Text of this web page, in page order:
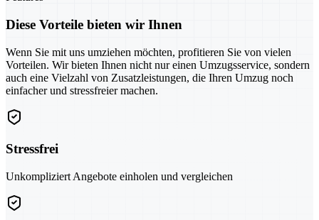
Diese Vorteile bieten wir Ihnen
Wenn Sie mit uns umziehen möchten, profitieren Sie von vielen
Vorteilen. Wir bieten Ihnen nicht nur einen Umzugsservice, sondern
auch eine Vielzahl von Zusatzleistungen, die Ihren Umzug noch
einfacher und stressfreier machen.
Stressfrei
Unkompliziert Angebote einholen und vergleichen